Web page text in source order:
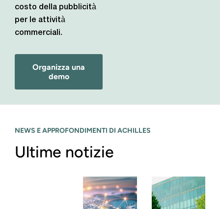
costo della pubblicità
per le attività
commerciali.
Organizza una
demo
NEWS E APPROFONDIMENTI DI ACHILLES
Ultime notizie